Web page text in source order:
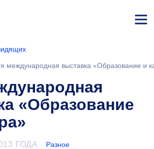
ине
международная выставка «Образование и
«Образование
ГОДА Разное